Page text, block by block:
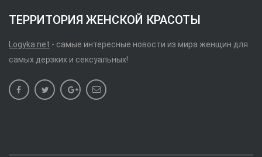
ТЕРРИТОРИЯ ЖЕНСКОЙ КРАСОТЫ
Logyka.net - самые интересные новости из мира женщин для
самых дерзких и сексуальных!